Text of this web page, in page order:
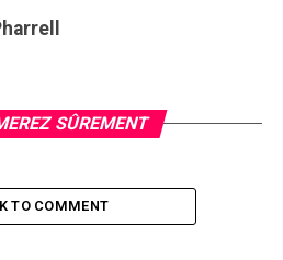
SÛREMENT
TO COMMENT